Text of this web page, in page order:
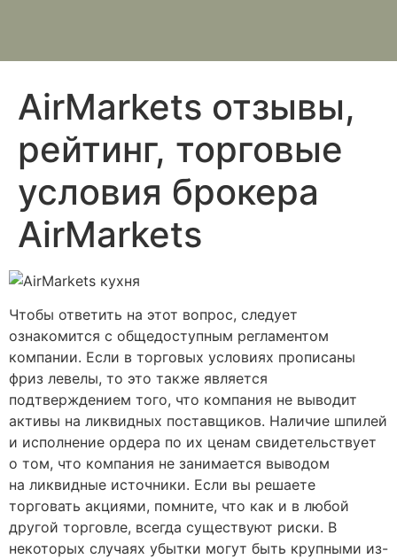
AirMarkets отзывы,
рейтинг, торговые
условия брокера
AirMarkets
Чтобы ответить на этот вопрос, следует
ознакомится с общедоступным регламентом
компании. Если в торговых условиях прописаны
фриз левелы, то это также является
подтверждением того, что компания не выводит
активы на ликвидных поставщиков. Наличие шпилей
и исполнение ордера по их ценам свидетельствует
о том, что компания не занимается выводом
на ликвидные источники. Если вы решаете
торговать акциями, помните, что как и в любой
другой торговле, всегда существуют риски. В
некоторых случаях убытки могут быть крупными из-